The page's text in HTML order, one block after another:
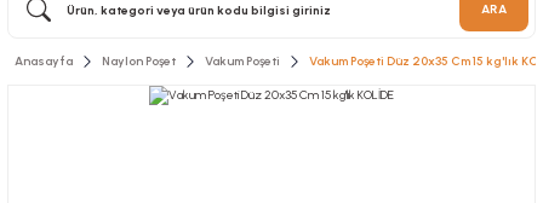
ARA
Anasayfa Naylon Poşet Vakum Poşeti Vakum Poşeti Düz 20x35 Cm 15 kg'lık